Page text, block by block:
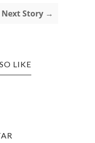
Next Story →
LIKE